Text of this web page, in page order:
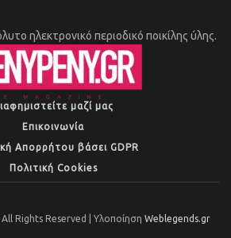
ηλεκτρονικό περιοδικό ποικίλης ύλης.
μαζί μας
Επικοινωνία
Απορρήτου βάσει GDPR
Πολιτική Cookies
All Rights Reserved | Υλοποίηση Weblegends.gr